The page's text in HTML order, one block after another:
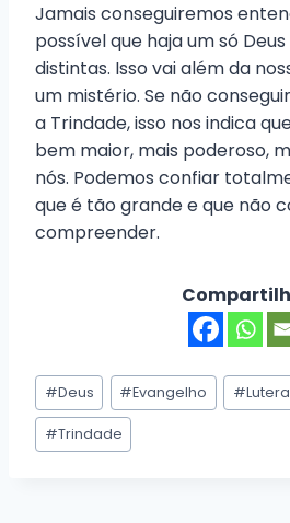
Jamais conseguiremos
possível que haja um só
distintas. Isso vai além da
um mistério. Se não
a Trindade, isso nos indica
bem maior, mais poderoso,
nós. Podemos confiar
que é tão grande e que não
compreender.
Tags
do
Post:
#Deus #Evangelho #
#Trindade